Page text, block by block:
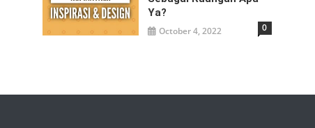
Ya?
October 4, 2022 0